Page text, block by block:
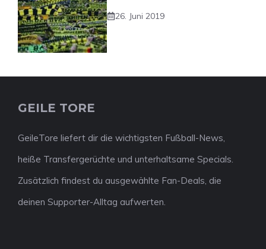
26. Juni 2019
GEILE TORE
GeileTore liefert dir die wichtigsten Fußball-News,
heiße Transfergerüchte und unterhaltsame Specials.
Zusätzlich findest du ausgewählte Fan-Deals, die
deinen Supporter-Alltag aufwerten.